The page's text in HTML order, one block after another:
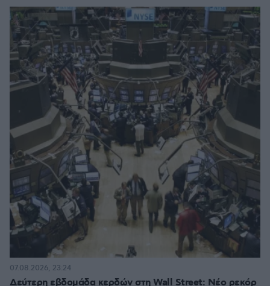
Δεύτερη εβδομάδα κερδών στη Wall Street: Νέο ρεκόρ
07.08.2026, 23:24